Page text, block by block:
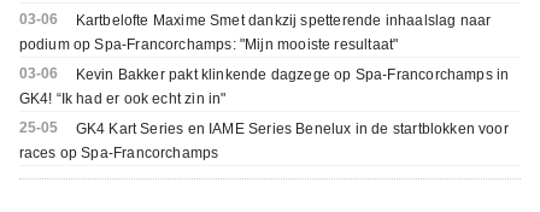
03-06
Kartbelofte Maxime Smet dankzij spetterende inhaalslag naar
podium op Spa-Francorchamps: "Mijn mooiste resultaat"
03-06
Kevin Bakker pakt klinkende dagzege op Spa-Francorchamps in
GK4! “Ik had er ook echt zin in"
25-05
GK4 Kart Series en IAME Series Benelux in de startblokken voor
races op Spa-Francorchamps